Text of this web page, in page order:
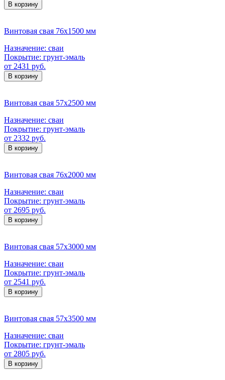
В корзину
Винтовая свая 76х1500 мм
Назначение: сваи
Покрытие: грунт-эмаль
от 2431 руб.
В корзину
Винтовая свая 57х2500 мм
Назначение: сваи
Покрытие: грунт-эмаль
от 2332 руб.
В корзину
Винтовая свая 76х2000 мм
Назначение: сваи
Покрытие: грунт-эмаль
от 2695 руб.
В корзину
Винтовая свая 57х3000 мм
Назначение: сваи
Покрытие: грунт-эмаль
от 2541 руб.
В корзину
Винтовая свая 57х3500 мм
Назначение: сваи
Покрытие: грунт-эмаль
от 2805 руб.
В корзину